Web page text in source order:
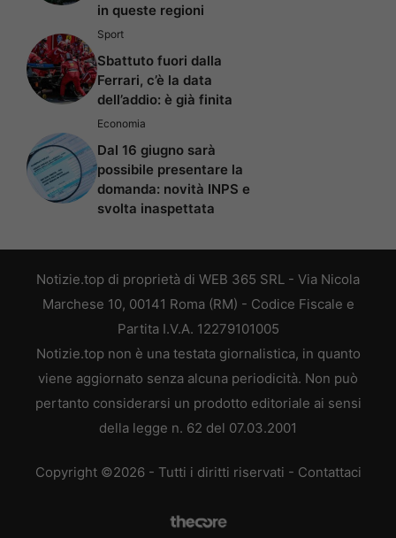
in queste regioni
Sport
Sbattuto fuori dalla
Ferrari, c’è la data
dell’addio: è già finita
Economia
Dal 16 giugno sarà
possibile presentare la
domanda: novità INPS e
svolta inaspettata
Notizie.top di proprietà di WEB 365 SRL - Via Nicola
Marchese 10, 00141 Roma (RM) - Codice Fiscale e
Partita I.V.A. 12279101005
Notizie.top non è una testata giornalistica, in quanto
viene aggiornato senza alcuna periodicità. Non può
pertanto considerarsi un prodotto editoriale ai sensi
della legge n. 62 del 07.03.2001
Copyright ©2026 - Tutti i diritti riservati - Contattaci